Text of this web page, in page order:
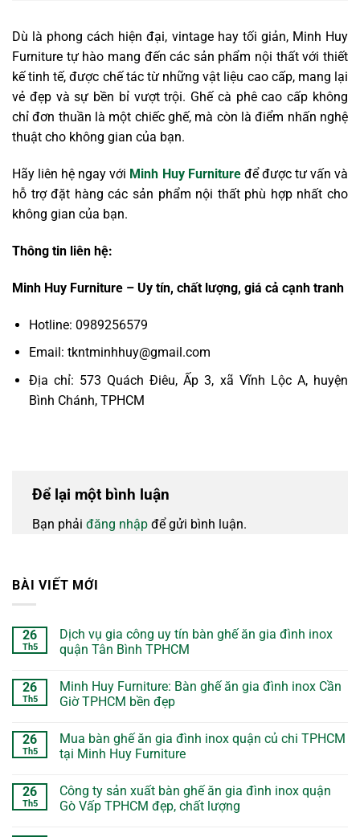
Dù là phong cách hiện đại, vintage hay tối giản, Minh Huy
Furniture tự hào mang đến các sản phẩm nội thất với thiết
kế tinh tế, được chế tác từ những vật liệu cao cấp, mang lại
vẻ đẹp và sự bền bỉ vượt trội. Ghế cà phê cao cấp không
chỉ đơn thuần là một chiếc ghế, mà còn là điểm nhấn nghệ
thuật cho không gian của bạn.
Hãy liên hệ ngay với Minh Huy Furnituređể được tư vấn và
hỗ trợ đặt hàng các sản phẩm nội thất phù hợp nhất cho
không gian của bạn.
Thông tin liên hệ:
Minh Huy Furniture – Uy tín, chất lượng, giá cả cạnh tranh
Hotline: 0989256579
Email: tkntminhhuy@gmail.com
Địa chỉ: 573 Quách Điêu, Ấp 3, xã Vĩnh Lộc A, huyện
Bình Chánh, TPHCM
Để lại một bình luận
Bạn phải đăng nhập để gửi bình luận.
BÀI VIẾT MỚI
26
Th5
Dịch vụ gia công uy tín bàn ghế ăn gia đình inox
quận Tân Bình TPHCM
26
Th5
Minh Huy Furniture: Bàn ghế ăn gia đình inox Cần
Giờ TPHCM bền đẹp
26
Th5
Mua bàn ghế ăn gia đình inox quận củ chi TPHCM
tại Minh Huy Furniture
26
Th5
Công ty sản xuất bàn ghế ăn gia đình inox quận
Gò Vấp TPHCM đẹp, chất lượng